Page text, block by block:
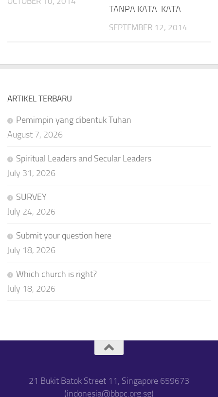
TANPA KATA-KATA
SEPTEMBER 12, 2014
ARTIKEL TERBARU
Pemimpin yang dibentuk Tuhan
August 7, 2026
Spiritual Leaders and Secular Leaders
July 31, 2026
SURVEY
July 24, 2026
Submit your question here
July 18, 2026
Which church is right?
July 18, 2026
21 Bukit Batok Street 11, Singapore 659673
(indonesia@bbpc.org.sg)